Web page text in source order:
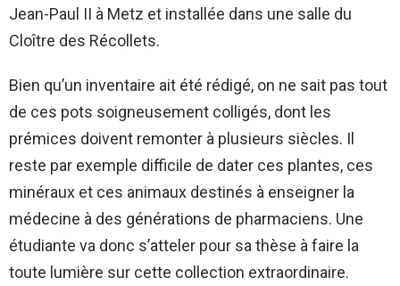
Jean-Paul II à Metz et installée dans une salle du
Cloître des Récollets.
Bien qu’un inventaire ait été rédigé, on ne sait pas tout
de ces pots soigneusement colligés, dont les
prémices doivent remonter à plusieurs siècles. Il
reste par exemple difficile de dater ces plantes, ces
minéraux et ces animaux destinés à enseigner la
médecine à des générations de pharmaciens. Une
étudiante va donc s’atteler pour sa thèse à faire la
toute lumière sur cette collection extraordinaire.